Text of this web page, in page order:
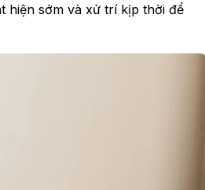
hiện sớm và xử trí kịp thời để